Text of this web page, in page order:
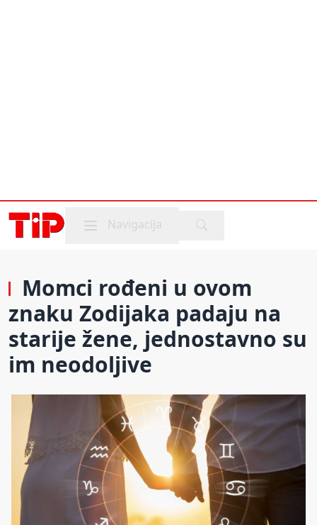
Mobile menu
Navigacija
Momci rođeni u ovom
znaku Zodijaka padaju na
starije žene, jednostavno su
im neodoljive